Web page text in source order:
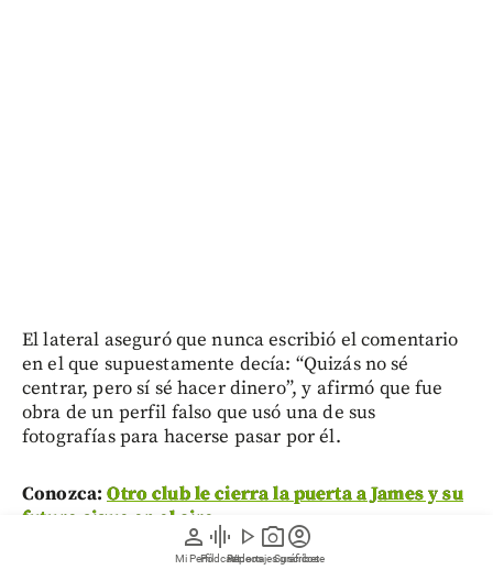
person
Mi Perfil
graphic_eq
Pódcast
play_arrow
Videos
photo_camera
Reportajes gráficos
account_circle
Suscríbete
El lateral aseguró que nunca escribió el comentario
en el que supuestamente decía: “Quizás no sé
centrar, pero sí sé hacer dinero”, y afirmó que fue
obra de un perfil falso que usó una de sus
fotografías para hacerse pasar por él.
Conozca:Otro club le cierra la puerta a James y su
futuro sigue en el aire